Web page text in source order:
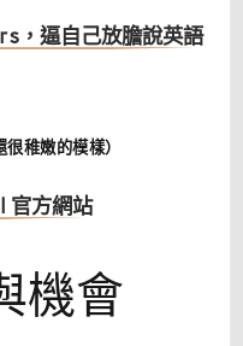
，逼自己放膽說英語
很稚嫩的模樣）
方網站
機會